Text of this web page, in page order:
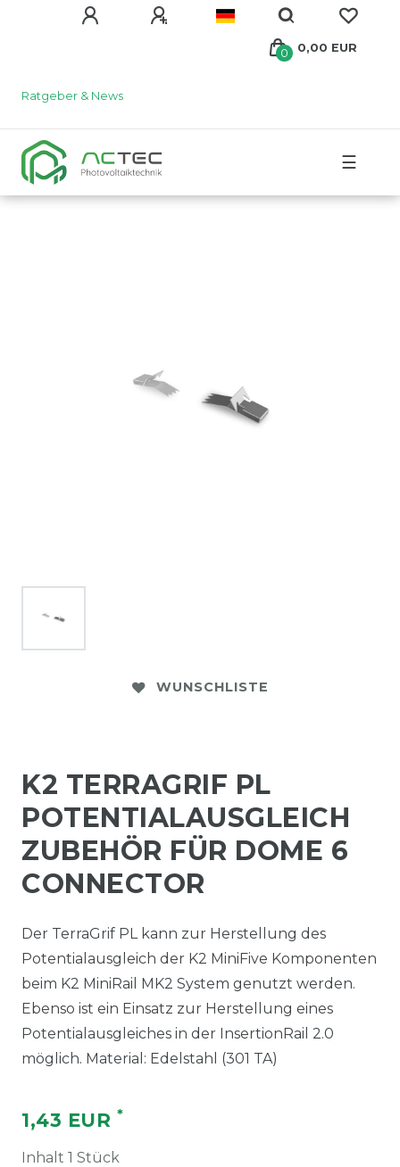
Ratgeber & News
0 0,00 EUR
☰
WUNSCHLISTE
K2 TERRAGRIF PL
POTENTIALAUSGLEICH
ZUBEHÖR FÜR DOME 6
CONNECTOR
Der TerraGrif PL kann zur Herstellung des
Potentialausgleich der K2 MiniFive Komponenten
beim K2 MiniRail MK2 System genutzt werden.
Ebenso ist ein Einsatz zur Herstellung eines
Potentialausgleiches in der InsertionRail 2.0
möglich. Material: Edelstahl (301 TA)
1,43 EUR *
Inhalt 1 Stück